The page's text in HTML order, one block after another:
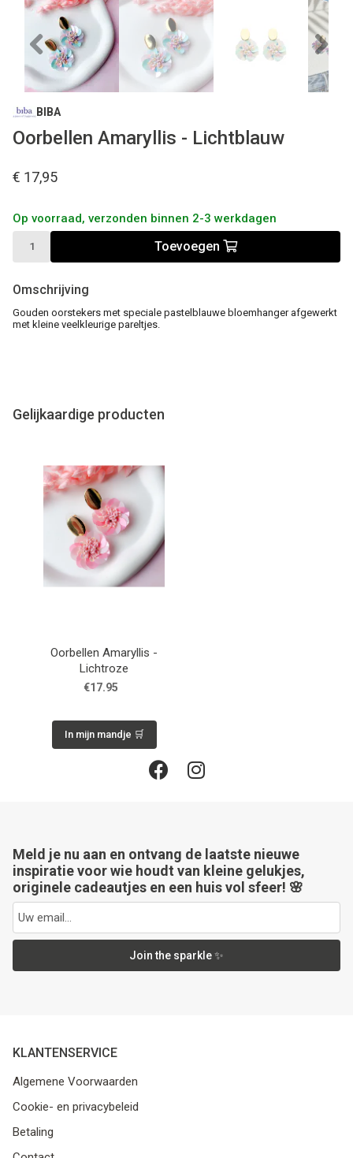
Previous
BIBA
Oorbellen Amaryllis - Lichtblauw
€ 17,95
Op voorraad, verzonden binnen 2-3 werkdagen
Toevoegen
Omschrijving
Gouden oorstekers met speciale pastelblauwe bloemhanger afgewerkt
met kleine veelkleurige pareltjes.
Gelijkaardige producten
Oorbellen Amaryllis -
Lichtroze
€17.95
In mijn mandje 🛒
Meld je nu aan en ontvang de laatste nieuwe
inspiratie voor wie houdt van kleine gelukjes,
originele cadeautjes en een huis vol sfeer! 🌸
Join the sparkle ✨
KLANTENSERVICE
Algemene Voorwaarden
Cookie- en privacybeleid
Betaling